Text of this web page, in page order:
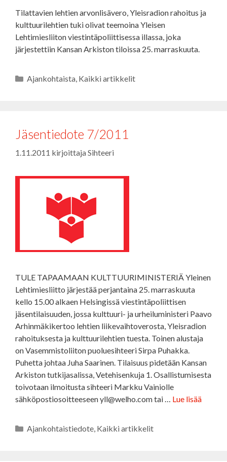
Tilattavien lehtien arvonlisävero, Yleisradion rahoitus ja
kulttuurilehtien tuki olivat teemoina Yleisen
Lehtimiesliiton viestintäpoliittisessa illassa, joka
järjestettiin Kansan Arkiston tiloissa 25. marraskuuta.
Kategoriat
Ajankohtaista, Kaikki artikkelit
Jäsentiedote 7/2011
1.11.2011 kirjoittajaSihteeri
TULE TAPAAMAAN KULTTUURIMINISTERIÄ Yleinen
Lehtimiesliitto järjestää perjantaina 25. marraskuuta
kello 15.00 alkaen Helsingissä viestintäpoliittisen
jäsentilaisuuden, jossa kulttuuri- ja urheiluministeri Paavo
Arhinmäkikertoo lehtien liikevaihtoverosta, Yleisradion
rahoituksesta ja kulttuurilehtien tuesta. Toinen alustaja
on Vasemmistoliiton puoluesihteeri Sirpa Puhakka.
Puhetta johtaa Juha Saarinen. Tilaisuus pidetään Kansan
Arkiston tutkijasalissa, Vetehisenkuja 1. Osallistumisesta
toivotaan ilmoitusta sihteeri Markku Vainiolle
sähköpostiosoitteeseen yll@welho.com tai … Lue lisää
Kategoriat
Ajankohtaistiedote, Kaikki artikkelit